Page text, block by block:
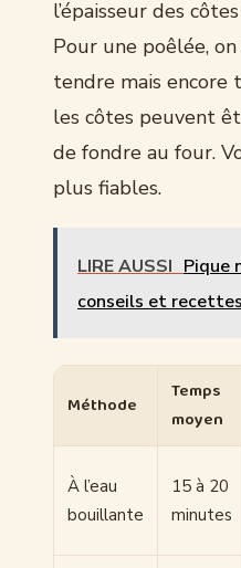
l’épaisseur des
Pour une poêlée,
tendre mais encore
les côtes peuvent
de fondre au four.
plus fiables.
LIRE AUSSI Pique
conseils et
Méthode
Temps
moyen
À l’eau
bouillante
15 à 20
minutes